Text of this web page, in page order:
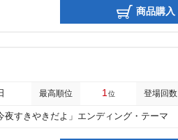
商品購入
最高順位 1 位 登場回数
夜すきやきだよ」エンディング・テーマ